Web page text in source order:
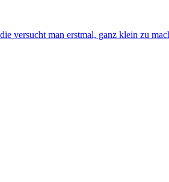
versucht man erstmal, ganz klein zu